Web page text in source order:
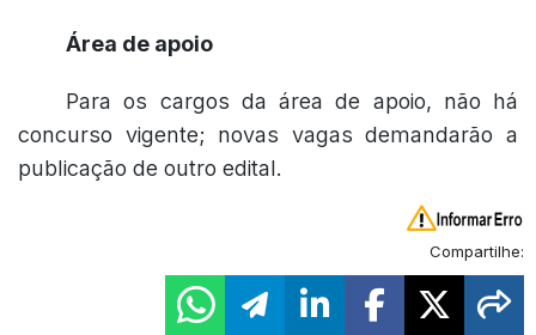
Área de apoio
Para os cargos da área de apoio, não há
concurso vigente; novas vagas demandarão a
publicação de outro edital.
Compartilhe: